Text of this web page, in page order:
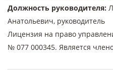
Должность руководителя:
Анатольевич, руководитель
Лицензия на право
№ 077 000345. Является